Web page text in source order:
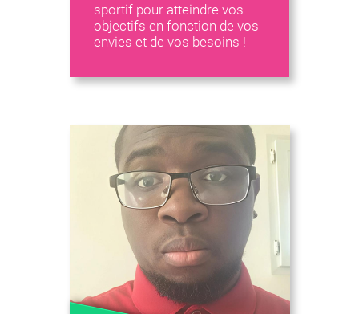
sportif pour atteindre vos
objectifs en fonction de vos
envies et de vos besoins !